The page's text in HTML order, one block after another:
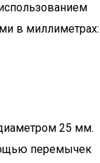
в миллиметрах:
25 мм.
перемычек